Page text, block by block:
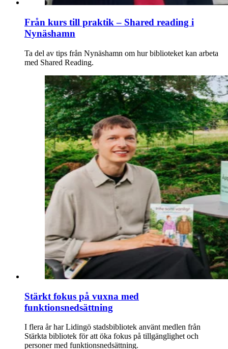
Från kurs till praktik – Shared reading i
Nynäshamn
Ta del av tips från Nynäshamn om hur biblioteket kan arbeta
med Shared Reading.
Stärkt fokus på vuxna med
funktionsnedsättning
I flera år har Lidingö stadsbibliotek använt medlen från
Stärkta bibliotek för att öka fokus på tillgänglighet och
personer med funktionsnedsättning.